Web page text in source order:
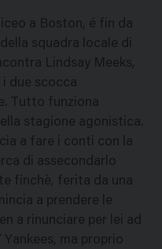
a Boston, é fin da
squadra locale di
Lindsay Meeks,
due scocca
Tutto funziona
stagione agonistica.
a fare i conti con la
di assecondarlo
finchè, ferita da una
a prendere le
a rinunciare per lei ad
ma proprio